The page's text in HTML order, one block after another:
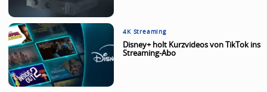
4K Streaming
Disney+ holt Kurzvideos von TikTok ins
Streaming-Abo